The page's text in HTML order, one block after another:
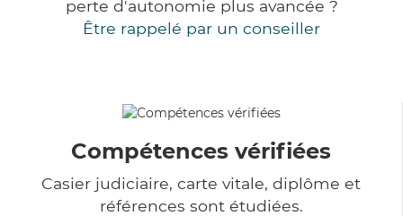
perte d'autonomie plus avancée ?
Être rappelé par un conseiller
Compétences vérifiées
Casier judiciaire, carte vitale, diplôme et
références sont étudiées.